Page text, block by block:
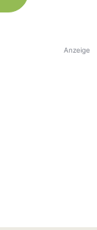
Anzeige